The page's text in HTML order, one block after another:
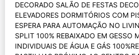
DECORADO SALÃO DE FESTAS
ELEVADORES DORMITÓRIOS COM
ESPERA PARA AUTOMAÇÃO NO
SPLIT 100% REBAIXADO EM GESSO
INDIVIDUAIS DE ÁGUA E GÁS